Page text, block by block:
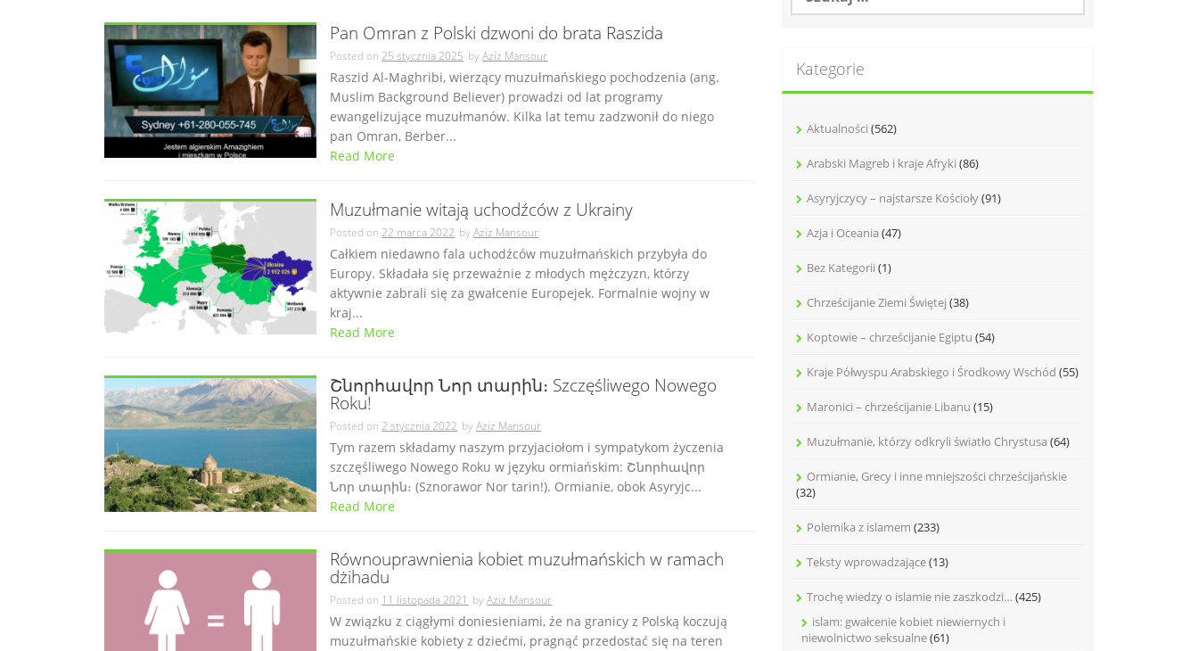
Pan Omran z Polski dzwoni do brata Raszida
Posted on25 stycznia 2025 byAziz Mansour
Raszid Al-Maghribi, wierzący muzułmańskiego pochodzenia (ang.
Muslim Background Believer) prowadzi od lat programy
ewangelizujące muzułmanów. Kilka lat temu zadzwonił do niego
pan Omran, Berber...
Read More
Muzułmanie witają uchodźców z Ukrainy
Posted on22 marca 2022 byAziz Mansour
Całkiem niedawno fala uchodźców muzułmańskich przybyła do
Europy. Składała się przeważnie z młodych mężczyzn, którzy
aktywnie zabrali się za gwałcenie Europejek. Formalnie wojny w
kraj...
Read More
Շնորհավոր Նոր տարին։ Szczęśliwego Nowego
Roku!
Posted on2 stycznia 2022 byAziz Mansour
Tym razem składamy naszym przyjaciołom i sympatykom życzenia
szczęśliwego Nowego Roku w języku ormiańskim: Շնորհավոր
Նոր տարին։ (Sznorawor Nor tarin!). Ormianie, obok Asyryjc...
Read More
Równouprawnienia kobiet muzułmańskich w ramach
dżihadu
Posted on 11 listopada 2021 byAziz Mansour
W związku z ciągłymi doniesieniami, że na granicy z Polską koczują
muzułmańskie kobiety z dziećmi, pragnąć przedostać się na teren
u
:
Kategorie
Aktualności (562)
Arabski Magreb i kraje Afryki (86)
Asyryjczycy – najstarsze Kościoły(91)
Azja i Oceania (47)
Bez Kategorii (1)
Chrześcijanie Ziemi Świętej (38)
Koptowie – chrześcijanie Egiptu (54)
Kraje Półwyspu Arabskiego i Środkowy Wschód (55)
Maronici – chrześcijanie Libanu (15)
Muzułmanie, którzy odkryli światło Chrystusa (64)
Ormianie, Grecy i inne mniejszości chrześcijańskie
(32)
Polemika z islamem (233)
Teksty wprowadzające(13)
Trochę wiedzy o islamie nie zaszkodzi… (425)
islam: gwałcenie kobiet niewiernych i
niewolnictwo seksualne(61)